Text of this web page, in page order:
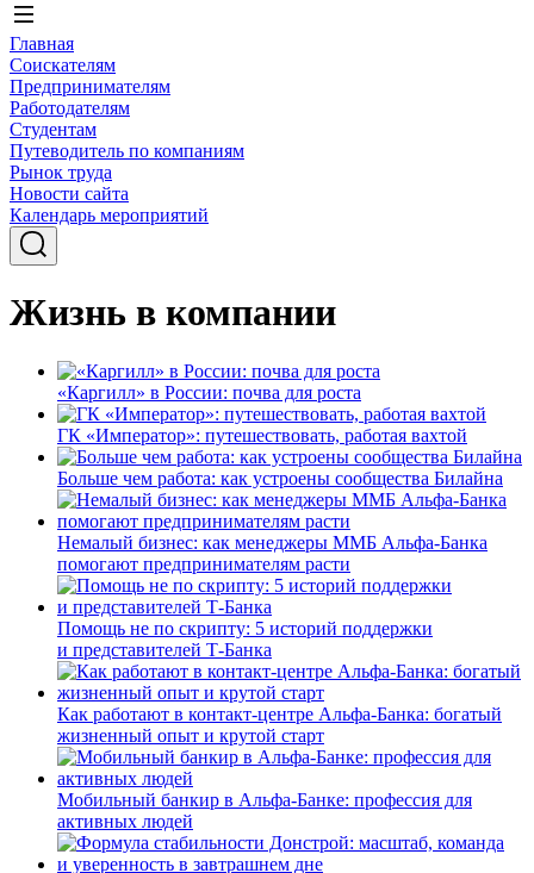
Главная
Соискателям
Предпринимателям
Работодателям
Студентам
Путеводитель по компаниям
Рынок труда
Новости сайта
Календарь мероприятий
Жизнь в компании
«Каргилл» в России: почва для роста
ГК «Император»: путешествовать, работая вахтой
Больше чем работа: как устроены сообщества Билайна
Немалый бизнес: как менеджеры ММБ Альфа-Банка
помогают предпринимателям расти
Помощь не по скрипту: 5 историй поддержки
и представителей Т-Банка
Как работают в контакт-центре Альфа-Банка: богатый
жизненный опыт и крутой старт
Мобильный банкир в Альфа-Банке: профессия для
активных людей